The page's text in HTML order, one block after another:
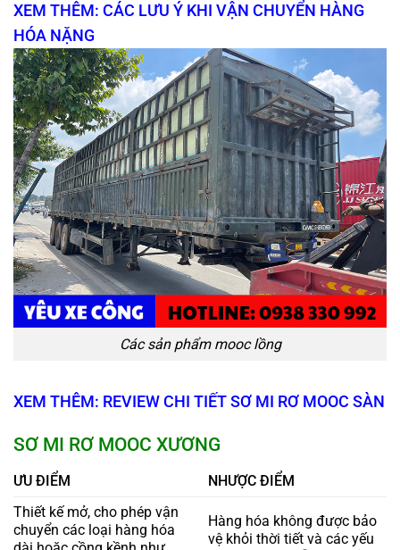
XEM THÊM: CÁC LƯU Ý KHI VẬN CHUYỂN HÀNG
HÓA NẶNG
Các sản phẩm mooc lồng
XEM THÊM: REVIEW CHI TIẾT SƠ MI RƠ MOOC SÀN
SƠ MI RƠ MOOC XƯƠNG
ƯU ĐIỂM
NHƯỢC ĐIỂM
Thiết kế mở, cho phép vận
chuyển các loại hàng hóa
Hàng hóa không được bảo
vệ khỏi thời tiết và các yếu